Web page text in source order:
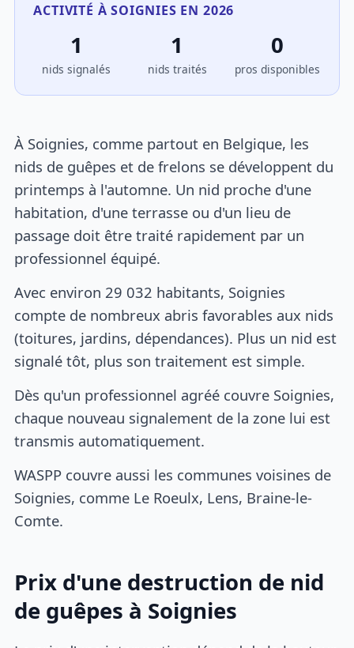
ACTIVITÉ À SOIGNIES EN 2026
1
nids signalés
1
nids traités
0
pros disponibles
À Soignies, comme partout en Belgique, les
nids de guêpes et de frelons se développent du
printemps à l'automne. Un nid proche d'une
habitation, d'une terrasse ou d'un lieu de
passage doit être traité rapidement par un
professionnel équipé.
Avec environ 29 032 habitants, Soignies
compte de nombreux abris favorables aux nids
(toitures, jardins, dépendances). Plus un nid est
signalé tôt, plus son traitement est simple.
Dès qu'un professionnel agréé couvre Soignies,
chaque nouveau signalement de la zone lui est
transmis automatiquement.
WASPP couvre aussi les communes voisines de
Soignies, comme Le Roeulx, Lens, Braine-le-
Comte.
Prix d'une destruction de nid
de guêpes à Soignies